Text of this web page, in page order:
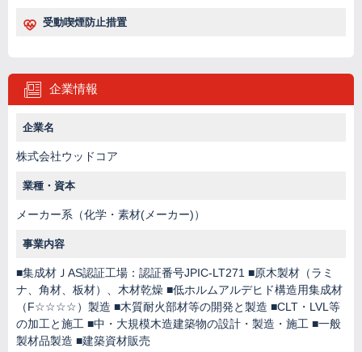
受動喫煙防止措置
企業情報
企業名
株式会社ウッドコア
業種・資本
メーカー系（化学・素材(メーカー)）
事業内容
■集成材ＪAS認証工場：認証番号JPIC-LT271 ■原木製材（ラミ
ナ、角材、板材）、木材乾燥 ■低ホルムアルデヒド構造用集成材
（F☆☆☆☆）製造 ■木質耐火部材等の開発と製造 ■CLT・LVL等
の加工と施工 ■中・大規模木造建築物の設計・製造・施工 ■一般
製材品製造 ■建築資材販売